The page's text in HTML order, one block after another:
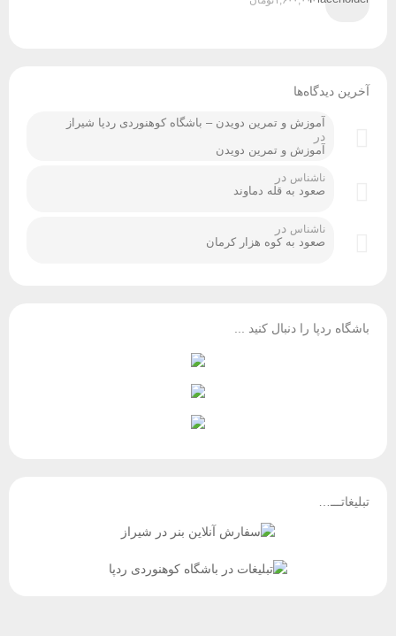
آخرین دیدگاه‌ها
آموزش و تمرین دویدن – باشگاه کوهنوردی ردپا شیراز
آموزش و تمرین دویدن
ناشناسدر
صعود به قله دماوند
ناشناسدر
صعود به کوه هزار کرمان
باشگاه ردپا را دنبال کنید ...
تبلیغاتـــ…